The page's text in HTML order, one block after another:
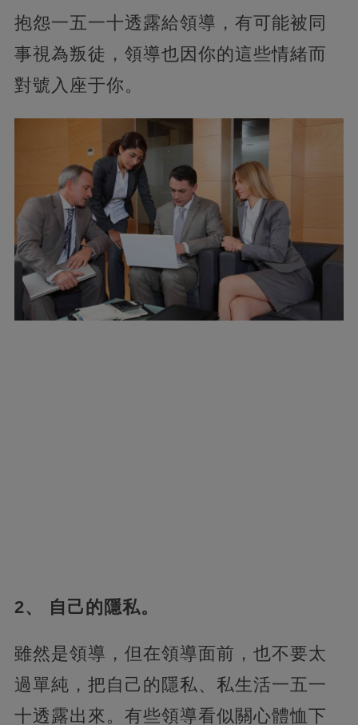
抱怨一五一十透露給領導，有可能被同
事視為叛徒，領導也因你的這些情緒而
對號入座于你。
2、 自己的隱私。
雖然是領導，但在領導面前，也不要太
過單純，把自己的隱私、私生活一五一
十透露出來。有些領導看似關心體恤下